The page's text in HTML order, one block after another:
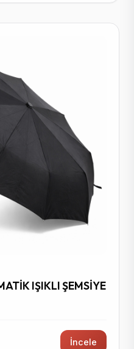
IŞIKLI ŞEMSİYE
İncele